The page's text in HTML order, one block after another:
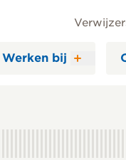
Werken bij